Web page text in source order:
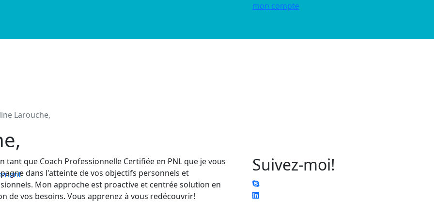
mon compte
Larouche,
tant que Coach Professionnelle Certifiée en PNL que je vous
dans l'atteinte de vos objectifs personnels et
Mon approche est proactive et centrée solution en
de vos besoins. Vous apprenez à vous redécouvrir!
Suivez-moi!